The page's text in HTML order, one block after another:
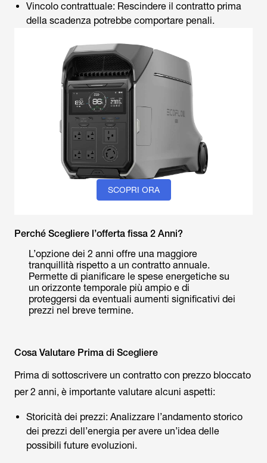
Vincolo contrattuale: Rescindere il contratto prima
della scadenza potrebbe comportare penali.
SCOPRI ORA
Perché Scegliere l’offerta fissa 2 Anni?
L’opzione dei 2 anni offre una maggiore
tranquillità rispetto a un contratto annuale.
Permette di pianificare le spese energetiche su
un orizzonte temporale più ampio e di
proteggersi da eventuali aumenti significativi dei
prezzi nel breve termine.
Cosa Valutare Prima di Scegliere
Prima di sottoscrivere un contratto con prezzo bloccato
per 2 anni, è importante valutare alcuni aspetti:
Storicità dei prezzi: Analizzare l’andamento storico
dei prezzi dell’energia per avere un’idea delle
possibili future evoluzioni.